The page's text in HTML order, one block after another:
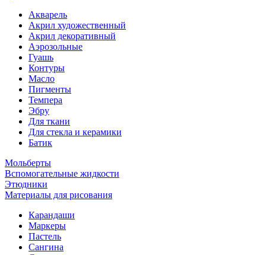
Акварель
Акрил художественный
Акрил декоративный
Аэрозольные
Гуашь
Контуры
Масло
Пигменты
Темпера
Эбру
Для ткани
Для стекла и керамики
Батик
Мольберты
Вспомогательные жидкости
Этюдники
Материалы для рисования
Карандаши
Маркеры
Пастель
Сангина